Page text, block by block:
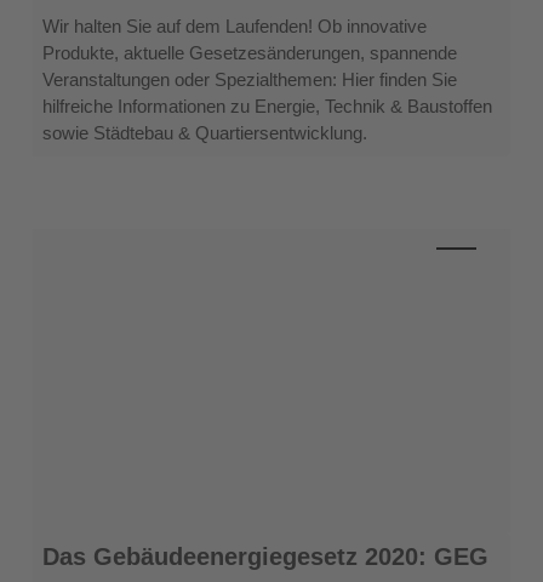
Europe`s
Citys
Fit
for
Future
Wir halten Sie auf dem Laufenden! Ob innovative
Produkte, aktuelle Gesetzesänderungen, spannende
Veranstaltungen oder Spezialthemen: Hier finden Sie
hilfreiche Informationen zu Energie, Technik & Baustoffen
sowie Städtebau & Quartiersentwicklung.
Das
Gebäudeenergiegesetz
Das Gebäudeenergiegesetz 2020: GEG